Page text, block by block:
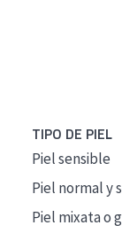
TIPO DE PIEL
Piel sensible
Piel normal y
Piel mixata o